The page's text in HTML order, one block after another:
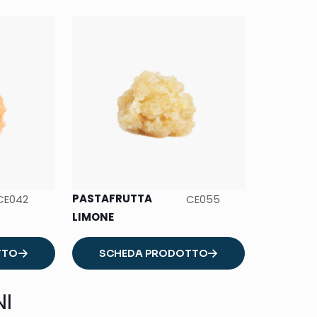
PASTAFRUTTA
LIMONE
CE055
SCHEDA PRODOTTO